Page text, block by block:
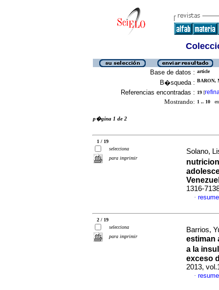
Base de datos : article
B�squeda : BARON,
Referencias encontradas : 19 [
Mostrando: 1 .. 10 en
p�gina 1 de 2
1 / 19
selecciona
para imprimir
Solano,
1316-
·
2 / 19
selecciona
para imprimir
Barrios,
estiman
a la
exceso
2013,
·